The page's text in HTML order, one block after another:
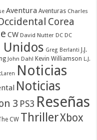
Aventura Aventuras Charles
Corea
CW David Nutter DC DC
Unidos Greg Berlanti J.J.
John Dahl Kevin Williamson L.J.
Noticias
Noticias
3 PS3 Reseñas
CW ThrillerXbox